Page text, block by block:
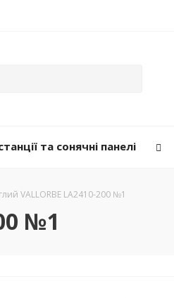
та сонячні панелі
VALLORBE LА2410-200 №1
№1